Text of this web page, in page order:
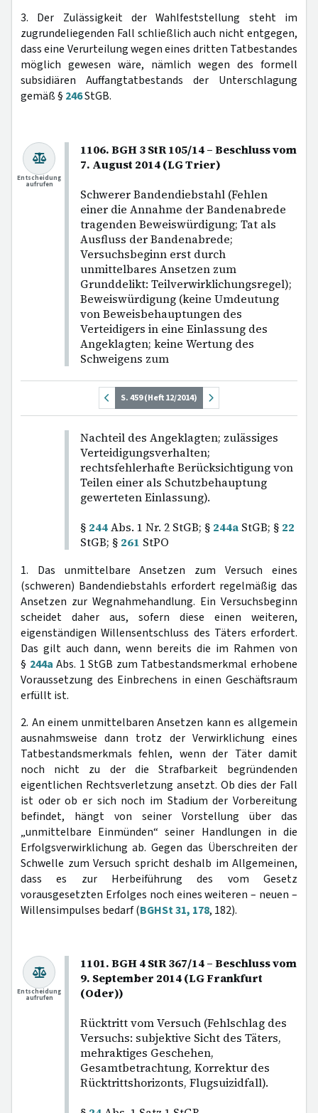
3. Der Zulässigkeit der Wahlfeststellung steht im
zugrundeliegenden Fall schließlich auch nicht entgegen,
dass eine Verurteilung wegen eines dritten Tatbestandes
möglich gewesen wäre, nämlich wegen des formell
subsidiären Auffangtatbestands der Unterschlagung
gemäß § 246StGB.
1106. BGH 3 StR 105/14 – Beschluss vom
7. August 2014 (LG Trier)
Schwerer Bandendiebstahl (Fehlen
einer die Annahme der Bandenabrede
tragenden Beweiswürdigung; Tat als
Ausfluss der Bandenabrede;
Versuchsbeginn erst durch
unmittelbares Ansetzen zum
Grunddelikt: Teilverwirklichungsregel);
Beweiswürdigung (keine Umdeutung
von Beweisbehauptungen des
Verteidigers in eine Einlassung des
Angeklagten; keine Wertung des
Schweigens zum
Entscheidung
aufrufen
S. 459 (Heft 12/2014)
Nachteil des Angeklagten; zulässiges
Verteidigungsverhalten;
rechtsfehlerhafte Berücksichtigung von
Teilen einer als Schutzbehauptung
gewerteten Einlassung).
§ 244Abs. 1 Nr. 2 StGB; § 244a StGB; § 22
StGB; § 261 StPO
1. Das unmittelbare Ansetzen zum Versuch eines
(schweren) Bandendiebstahls erfordert regelmäßig das
Ansetzen zur Wegnahmehandlung. Ein Versuchsbeginn
scheidet daher aus, sofern diese einen weiteren,
eigenständigen Willensentschluss des Täters erfordert.
Das gilt auch dann, wenn bereits die im Rahmen von
§ 244a Abs. 1 StGB zum Tatbestandsmerkmal erhobene
Voraussetzung des Einbrechens in einen Geschäftsraum
erfüllt ist.
2. An einem unmittelbaren Ansetzen kann es allgemein
ausnahmsweise dann trotz der Verwirklichung eines
Tatbestandsmerkmals fehlen, wenn der Täter damit
noch nicht zu der die Strafbarkeit begründenden
eigentlichen Rechtsverletzung ansetzt. Ob dies der Fall
ist oder ob er sich noch im Stadium der Vorbereitung
befindet, hängt von seiner Vorstellung über das
„unmittelbare Einmünden“ seiner Handlungen in die
Erfolgsverwirklichung ab. Gegen das Überschreiten der
Schwelle zum Versuch spricht deshalb im Allgemeinen,
dass es zur Herbeiführung des vom Gesetz
vorausgesetzten Erfolges noch eines weiteren – neuen –
Willensimpulses bedarf (BGHSt 31, 178, 182).
1101. BGH 4 StR 367/14 – Beschluss vom
9. September 2014 (LG Frankfurt
(Oder))
Rücktritt vom Versuch (Fehlschlag des
Versuchs: subjektive Sicht des Täters,
mehraktiges Geschehen,
Gesamtbetrachtung, Korrektur des
Rücktrittshorizonts, Flugsuizidfall).
Entscheidung
aufrufen